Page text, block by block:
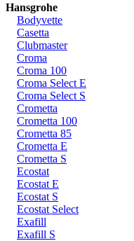
Hansgrohe
Bodyvette
Casetta
Clubmaster
Croma
Croma 100
Croma Select E
Croma Select S
Crometta
Crometta 100
Crometta 85
Crometta E
Crometta S
Ecostat
Ecostat E
Ecostat S
Ecostat Select
Exafill
Exafill S